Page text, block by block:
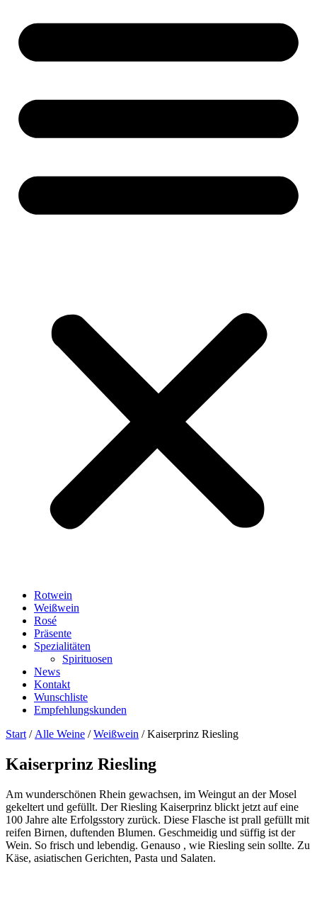
Rotwein
Weißwein
Rosé
Präsente
Spezialitäten
Spirituosen
News
Kontakt
Wunschliste
Empfehlungskunden
Start / Alle Weine /Weißwein / Kaiserprinz Riesling
Kaiserprinz Riesling
Am wunderschönen Rhein gewachsen, im Weingut an der Mosel
gekeltert und gefüllt. Der Riesling Kaiserprinz blickt jetzt auf eine
100 Jahre alte Erfolgsstory zurück. Diese Flasche ist prall gefüllt mit
reifen Birnen, duftenden Blumen. Geschmeidig und süffig ist der
Wein. So frisch und lebendig. Genauso , wie Riesling sein sollte. Zu
Käse, asiatischen Gerichten, Pasta und Salaten.